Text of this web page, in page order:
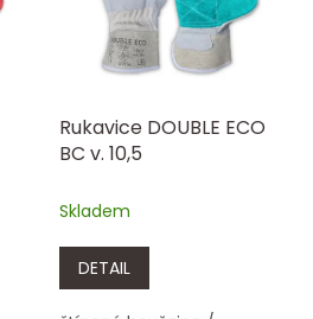
Rukavice DOUBLE ECO
BC v. 10,5
Skladem
DETAIL